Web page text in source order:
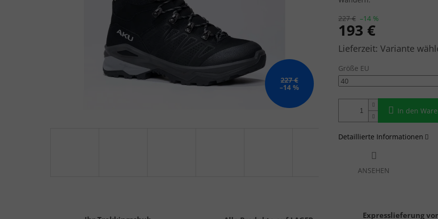
227 €
–14 %
227 € –14 %
193 €
Verkaufspreis:Variante
Größe EU
In den
Detaillierte Informationen
ANSEHEN
Expresslieferung